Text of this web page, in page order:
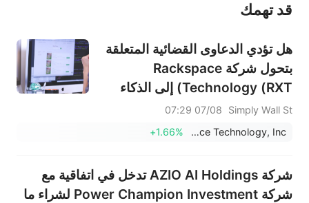
عند الضرورة، يرجى استشارة مستشار استثمار محترف. لا تقدم منصة سهم أي مشورة استثمارية، ولا تقدم أي التزامات أو ضمانات.
قد تهمك
هل تؤدي الدعاوى القضائية المتعلقة
بتحول شركة Rackspace
Technology (RXT) إلى الذكاء
الاصطناعي إلى تقويض مصداقية
إدارتها أم إلى إعادة ضبط
Simply Wall St
07/08 07:29
Rackspace Technology, Inc.
+1.66%
شركة AZIO AI Holdings تدخل في اتفاقية مع
شركة Power Champion Investment لشراء ما